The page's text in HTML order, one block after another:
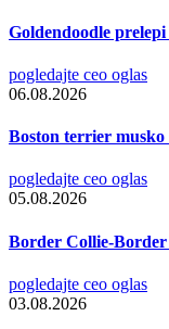
Goldendoodle prelepi
pogledajte ceo oglas
06.08.2026
Boston terrier musko
pogledajte ceo oglas
05.08.2026
Border Collie-Border
pogledajte ceo oglas
03.08.2026